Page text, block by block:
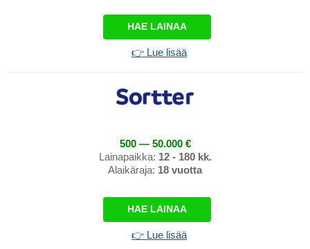
HAE LAINAA
👉 Lue lisää
500 — 50.000 €
Lainapaikka: 12 - 180 kk.
Alaikäraja: 18 vuotta
HAE LAINAA
👉 Lue lisää